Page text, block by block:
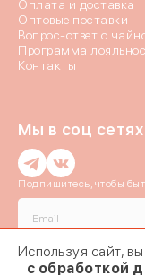
Используя сайт, вы
с обработкой
Оплата и доставка
Оптовые поставки
Вопрос-ответ о
Программа
Контакты
Мы в соц сетях
Подпишитесь, чтобы
Персональных
Даю согласие на